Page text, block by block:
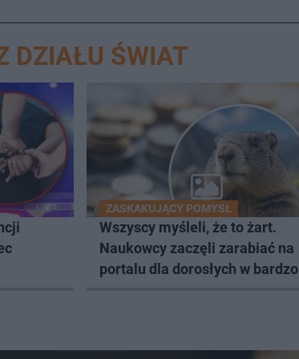
DZIAŁU ŚWIAT
ZASKAKUJĄCY POMYSŁ
Wszyscy myśleli, że to żart.
Naukowcy zaczęli zarabiać na
portalu dla dorosłych w bardzo